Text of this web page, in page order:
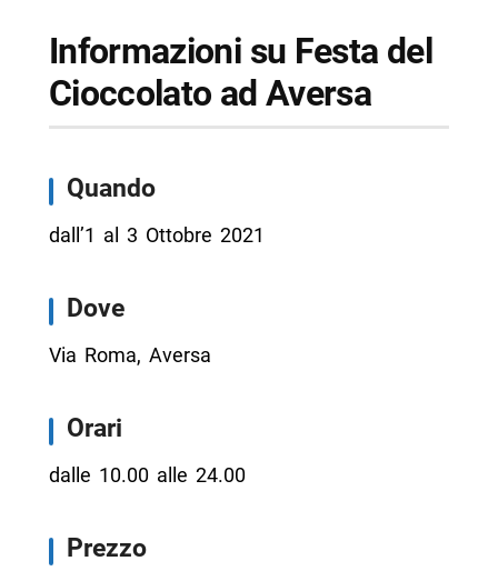
Informazioni su Festa del
Cioccolato ad Aversa
Quando
dall’1 al 3 Ottobre 2021
Dove
Via Roma, Aversa
Orari
dalle 10.00 alle 24.00
Prezzo